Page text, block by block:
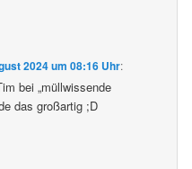
2024 um 08:16 Uhr:
bei „müllwissende
das großartig ;D